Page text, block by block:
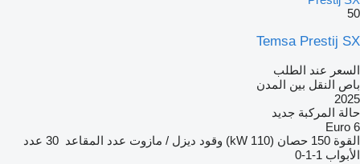
50
Temsa Prestij SX
السعر عند الطلب
باص النقل بين المدن
2025
حالة المركبة جديد
Euro 6
القوة 150 حصان (110 kW) وقود ديزل / مازوت عدد المقاعد 30 عدد
الأبواب 1-1-0